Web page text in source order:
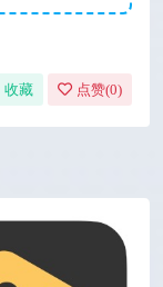
收藏 点赞(0)